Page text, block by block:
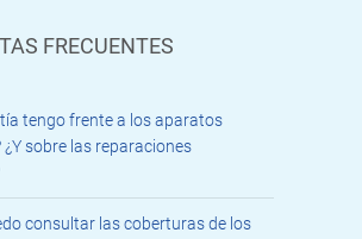
FRECUENTES
tengo frente a los aparatos
sobre las reparaciones
consultar las coberturas de los